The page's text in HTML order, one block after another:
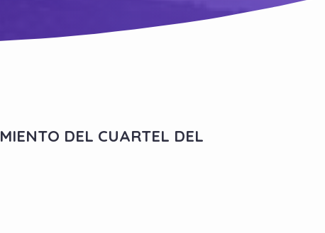
DEL CUARTEL DEL